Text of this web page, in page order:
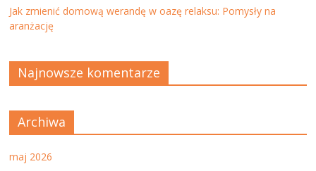
Jak zmienić domową werandę w oazę relaksu: Pomysły na
aranżację
Najnowsze komentarze
Archiwa
maj 2026